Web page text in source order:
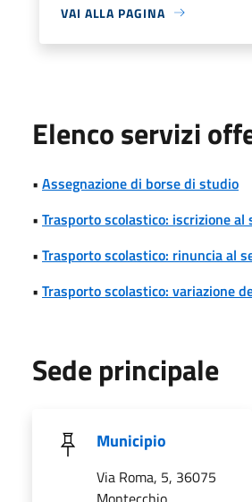
VAI ALLA PAGINA
Elenco servizi
• Assegnazione di borse di studio
• Trasporto scolastico: iscrizione al
• Trasporto scolastico: rinuncia al
• Trasporto scolastico: variazione
Sede principale
Municipio
Via Roma, 5, 36075